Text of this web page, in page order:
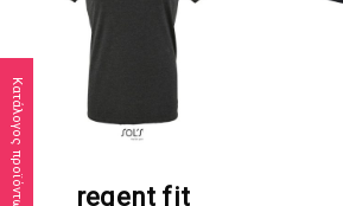
Κατάλογος προϊόντων regent fit